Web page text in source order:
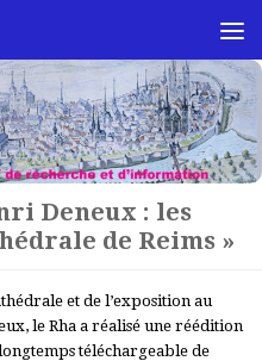
Deneux : les
de Reims »
et de l’exposition au
le Rha a réalisé une réédition
téléchargeable de